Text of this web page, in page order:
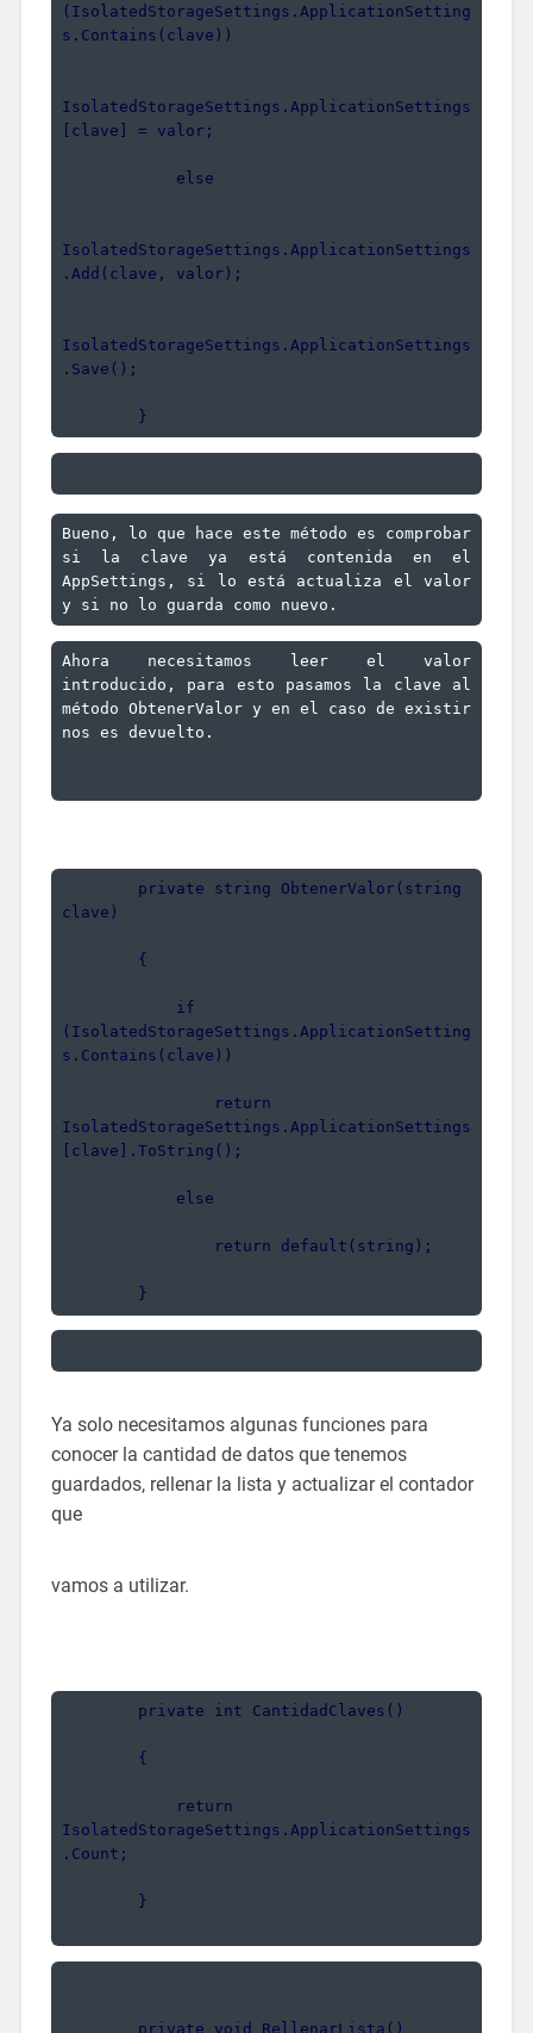
(IsolatedStorageSettings.ApplicationSetting
s.Contains(clave))
IsolatedStorageSettings.ApplicationSettings
[clave] = valor;
            else
IsolatedStorageSettings.ApplicationSettings
.Add(clave, valor);
IsolatedStorageSettings.ApplicationSettings
.Save();
        }
Bueno, lo que hace este método es comprobar
si la clave ya está contenida en el
AppSettings, si lo está actualiza el valor
y si no lo guarda como nuevo.
Ahora necesitamos leer el valor
introducido, para esto pasamos la clave al
método ObtenerValor y en el caso de existir
nos es devuelto.
clave)
        {
(IsolatedStorageSettings.ApplicationSetting
s.Contains(clave))
IsolatedStorageSettings.ApplicationSettings
[clave].ToString();
            else
                return default(string);
        }
Ya solo necesitamos algunas funciones para
conocer la cantidad de datos que tenemos
guardados, rellenar la lista y actualizar el contador
que
vamos a utilizar.
        private int CantidadClaves()
        {
IsolatedStorageSettings.ApplicationSettings
.Count;
        }
        private void RellenarLista()